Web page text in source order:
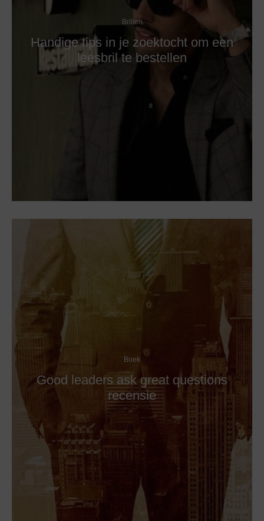
Brillen
Handige tips in je zoektocht om een
leesbril te bestellen
Boek
Good leaders ask great questions
recensie